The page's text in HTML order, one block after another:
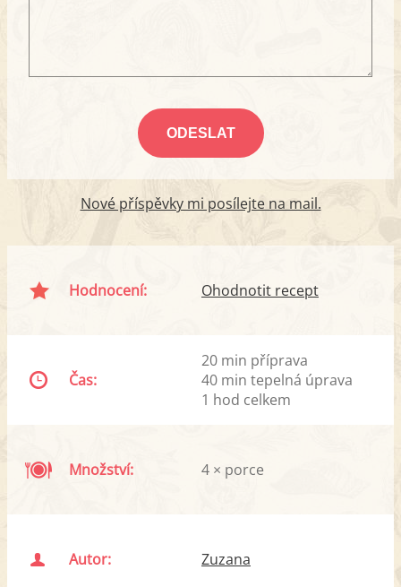
Nové příspěvky mi posílejte na mail.
Hodnocení: Ohodnotit recept
Čas:
20 min příprava
40 min tepelná úprava
1 hod celkem
Množství: 4 × porce
Autor: Zuzana